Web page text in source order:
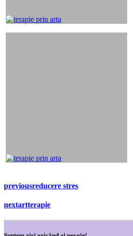
previousreducere stres
nextartterapie